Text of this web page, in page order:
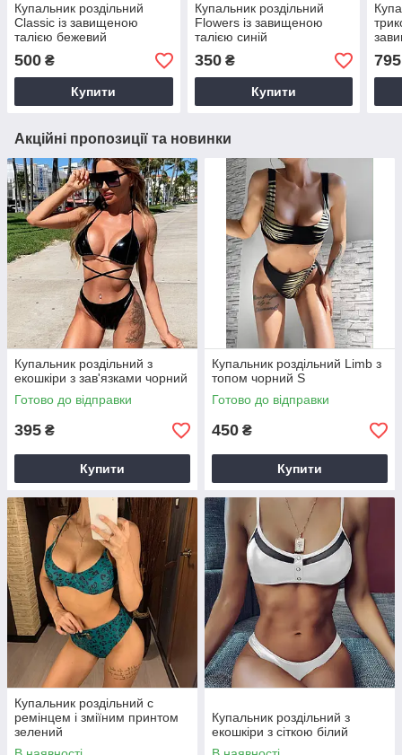
Купальник роздільний
Classic із завищеною
талією бежевий
500 ₴
Купити
Купальник роздільний
Flowers із завищеною
талією синій
350₴
Купити
795
Акційні пропозиції та новинки
Купальник роздільний з
екошкіри з зав'язками чорний
Готово до відправки
395 ₴
Купити
Купальник роздільний Limb з
топом чорний S
Готово до відправки
450 ₴
Купити
Купальник роздільний c
ремінцем і зміїним принтом
зелений
Купальник роздільний з
екошкіри з сіткою білий